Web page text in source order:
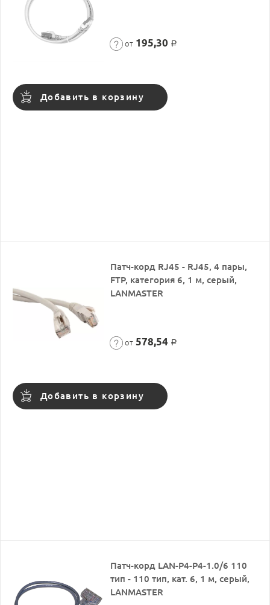
от 195,30 Р
Добавить в корзину
Патч-корд RJ45 - RJ45, 4 пары,
FTP, категория 6, 1 м, серый,
LANMASTER
от 578,54 Р
Добавить в корзину
Патч-корд LAN-P4-P4-1.0/6 110
тип - 110 тип, кат. 6, 1 м, серый,
LANMASTER